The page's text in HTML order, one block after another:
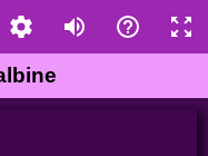
auxiliar